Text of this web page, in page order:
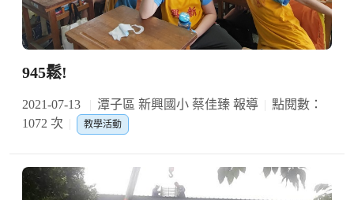
945鬆!
2021-07-13 潭子區 新興國小 蔡佳臻 報導
點閱數：
1072 次
教學活動